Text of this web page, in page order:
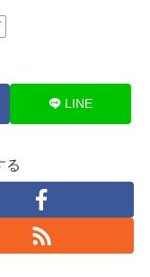
LINE
る